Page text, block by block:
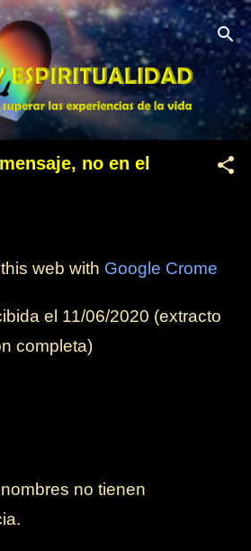
principal
no en el
web with Google Crome
el 11/06/2020 (extracto
completa)
no tienen